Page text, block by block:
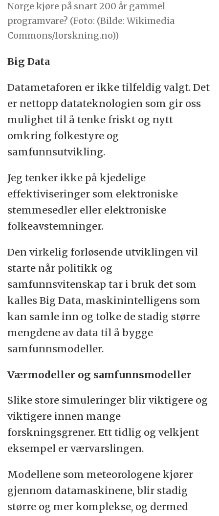
Norge kjøre på snart 200 år gammel
programvare? (Foto: (Bilde: Wikimedia
Commons/forskning.no))
Big Data
Datametaforen er ikke tilfeldig valgt. Det
er nettopp datateknologien som gir oss
mulighet til å tenke friskt og nytt
omkring folkestyre og
samfunnsutvikling.
Jeg tenker ikke på kjedelige
effektiviseringer som elektroniske
stemmesedler eller elektroniske
folkeavstemninger.
Den virkelig forløsende utviklingen vil
starte når politikk og
samfunnsvitenskap tar i bruk det som
kalles Big Data, maskinintelligens som
kan samle inn og tolke de stadig større
mengdene av data til å bygge
samfunnsmodeller.
Værmodeller og samfunnsmodeller
Slike store simuleringer blir viktigere og
viktigere innen mange
forskningsgrener. Ett tidlig og velkjent
eksempel er værvarslingen.
Modellene som meteorologene kjører
gjennom datamaskinene, blir stadig
større og mer komplekse, og dermed